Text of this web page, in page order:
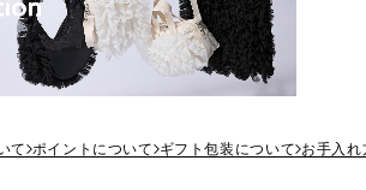
て ポイントについて ギフト包装について お手入